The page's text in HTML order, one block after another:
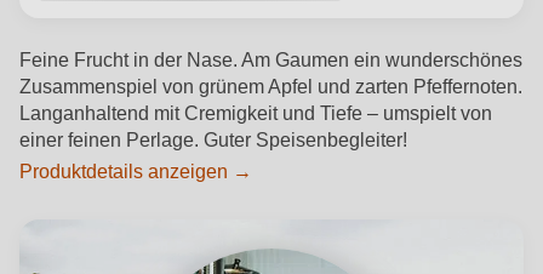
Feine Frucht in der Nase. Am Gaumen ein wunderschönes
Zusammenspiel von grünem Apfel und zarten Pfeffernoten.
Langanhaltend mit Cremigkeit und Tiefe – umspielt von
einer feinen Perlage. Guter Speisenbegleiter!
Produktdetails anzeigen →